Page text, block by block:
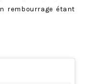
rembourrage étant